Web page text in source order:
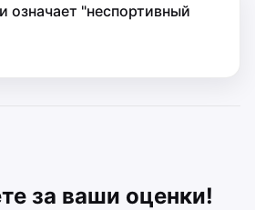
означает "неспортивный
за ваши оценки!